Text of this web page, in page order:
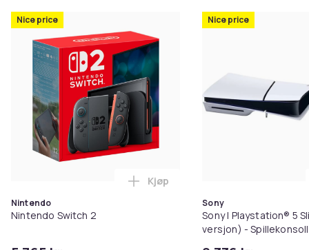
Nice price
Nintendo
Nintendo Switch 2
Legg Nintendo Switch 2 i
Kjøp
Nice price
Sony
Sony | Playstation® 5
versjon) - Spillekonsoll